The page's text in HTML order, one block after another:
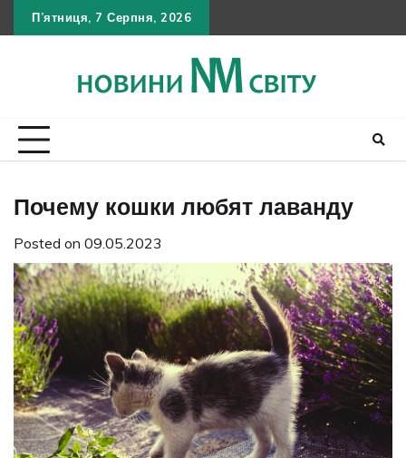
to
П’ятниця, 7 Серпня, 2026
Почему кошки любят лаванду
Posted on 09.05.2023